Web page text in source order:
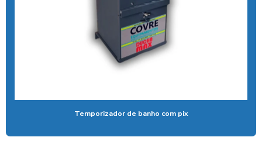
Controlador de tempo chuveiro
Desengraxante alcalino biodegradavel
Ducha azul
Temporizador de banho com pix